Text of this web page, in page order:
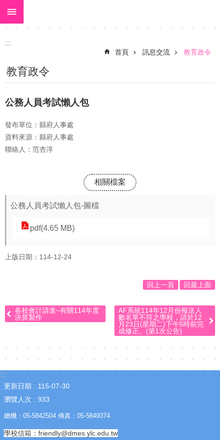
跳到主要內容區塊
搜
尋
關
於
美
校
長
室
動
疫
☆
息
交
流
成
:::
首頁 訊息交流 教育政令
教育政令
公務人員考試懶人包
發布單位：縣府人事處
資料來源：縣府人事處
聯絡人：范杏淳
相關檔案
公務人員考試懶人包-圖檔
pdf(4.65 MB)
上版日期：114-12-24
回上一頁 回最上面
各校會計請進~有關114年度
決算製作
AF系統114年12月份報送人
數名單不符之學校，請於12
月23日(星期二)下午5時前完
成修正。(第1次公告)
:::
更新日期
115-07-30
瀏覽人次
933
總機：05-5842504 傳真：05-5849374
學校信箱：friendly@dmes.ylc.edu.tw